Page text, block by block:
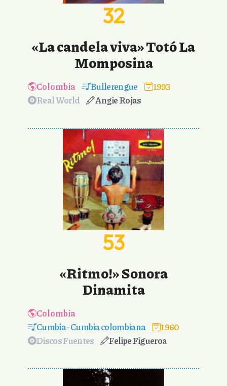
32
«La candela viva» Totó La
Momposina
Colombia Bullerengue
1993
Real World
Angie Rojas
53
«Ritmo!» Sonora
Dinamita
Colombia
Cumbia-Cumbia colombiana
1960
Discos Fuentes
Felipe Figueroa